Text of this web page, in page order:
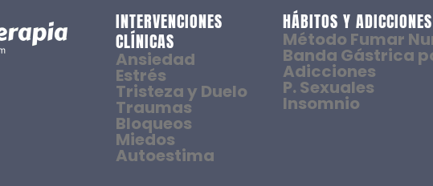
INTERVENCIONES
CLÍNICAS
Ansiedad
Estrés
Tristeza y Duelo
Traumas
Bloqueos
Miedos
Autoestima
HÁBITOS Y ADICCIONES
Método Fumar
Banda Gástrica
Adicciones
P. Sexuales
Insomnio